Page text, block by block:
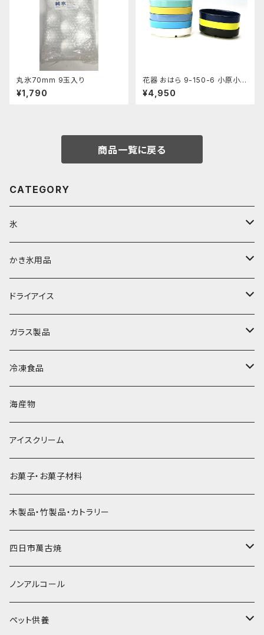
丸氷70mm 9玉入り
¥1,790
花器 おはら 9-150-6 小原小
判 ナマコ 花瓶 フラワーベース
水盤
¥4,950
商品一覧に戻る
CATEGORY
氷
富士天然水の氷
丸氷
直径70mm
直径65mm
角氷
砕氷
氷河の氷
氷アイテム
かき氷用品
かき氷シロップ
無果汁1.8Lパック
無果汁1Lパック
無添加瓶シロップ
かき氷機・かき氷器
かき氷カップ
発泡スチロール無地-使い捨て
発泡スチロールプリント柄
かき氷スプーン・スプーンストロー
プラスチック・スプーン
プラスチック・スプーンストロー
コンデンスミルク・練乳・あんこ
かき氷セット
その他かき氷用品
ドライアイス
ドライアイス3ｋｇ
ドライアイス4ｋｇ
ドライアイス5ｋｇ
ドライアイス8ｋｇ
ドライアイス10ｋｇ
ドライアイス15ｋｇ
ドライアイス20ｋｇ
ドライアイス25ｋｇ
ガラス製品
オンザロック・グラス
ビール・グラス
タンブラー
かき氷器
冷凍食品
肉まん・あんまん
パスタ・スパゲッティ
惣菜
海産物
アイスクリーム
お菓子・お菓子材料
木製品・竹製品・カトラリー
四日市萬古焼
土鍋・土釜
一般土鍋
皿・椀・丼・小物
ノンアルコール
ペット供養